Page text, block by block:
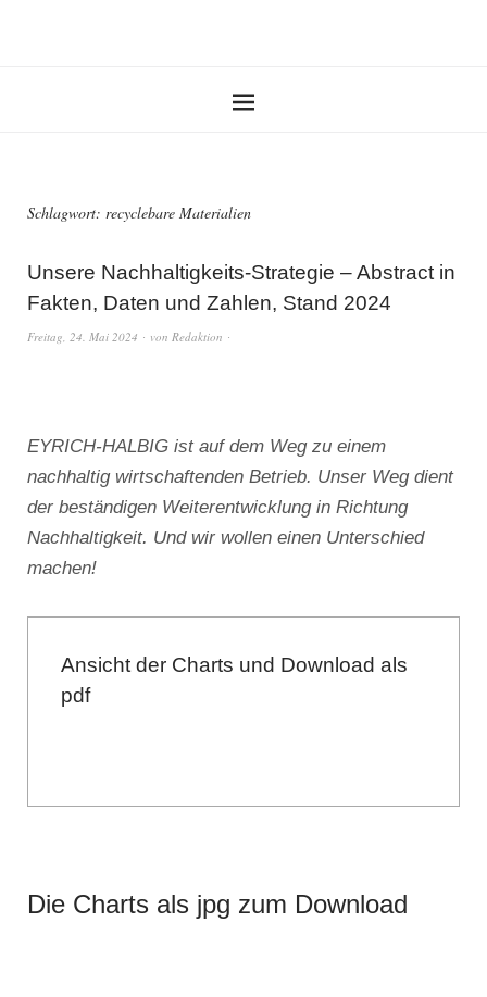
Schlagwort: recyclebare Materialien
Unsere Nachhaltigkeits-Strategie – Abstract in
Fakten, Daten und Zahlen, Stand 2024
Freitag, 24. Mai 2024 von Redaktion
EYRICH-HALBIG ist auf dem Weg zu einem
nachhaltig wirtschaftenden Betrieb. Unser Weg dient
der beständigen Weiterentwicklung in Richtung
Nachhaltigkeit. Und wir wollen einen Unterschied
machen!
Ansicht der Charts und Download als
pdf
Die Charts als jpg zum Download